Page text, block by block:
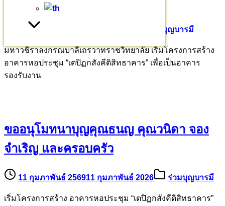
26 มีนาคม 2569 ร่วมบุญบารมี
มหาวชิราลงกรณบาลีเถรวาทราชวิทยาลัย เริ่มโครงการสร้าง
อาคารหอประชุม “เตปิฏกสังคีติสิทธาคาร” เพื่อเป็นอาคาร
รองรับงาน
ขออนุโมทนาบุญคุณธนญ คุณวนิดา จอง
จำเริญ และครอบครัว
11 กุมภาพันธ์ 256911 กุมภาพันธ์ 2026 ร่วมบุญบารมี
เริ่มโครงการสร้าง อาคารหอประชุม “เตปิฏกสังคีติสิทธาคาร”